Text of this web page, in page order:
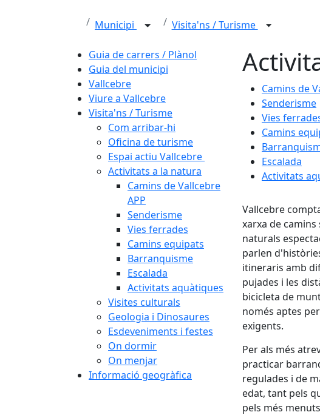
Municipi Visita'ns / Turisme
Guia de carrers / Plànol
Guia del municipi
Vallcebre
Viure a Vallcebre
Visita'ns / Turisme
Com arribar-hi
Oficina de turisme
Espai actiu Vallcebre
Activitats a la natura
Camins de Vallcebre
APP
Senderisme
Vies ferrades
Camins equipats
Barranquisme
Escalada
Activitats aquàtiques
Visites culturals
Geologia i Dinosaures
Esdeveniments i festes
On dormir
On menjar
Informació geogràfica
Camins de
Senderisme
Vies
Camins
Escalada
Activitats
Vallcebre
xarxa de
naturals
parlen
itineraris amb
pujades i les
bicicleta de
només aptes
exigents.
Per als més
practicar
regulades i de
edat, tant pels
pels més